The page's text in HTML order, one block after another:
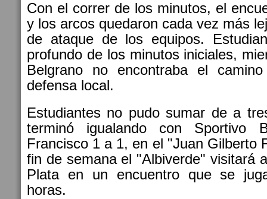
Con el correr de los minutos, el
y los arcos quedaron cada vez más
de ataque de los equipos.
profundo de los minutos iniciales,
Belgrano no encontraba el
defensa local.
Estudiantes no pudo sumar de a
terminó igualando con Sportivo
Francisco 1 a 1, en el "Juan Gilberto
fin de semana el "Albiverde" visitará
Plata en un encuentro que se
horas.